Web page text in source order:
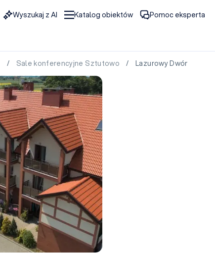
Wyszukaj z AI Katalog obiektów Pomoc eksperta
/ Sale konferencyjne Sztutowo / Lazurowy Dwór